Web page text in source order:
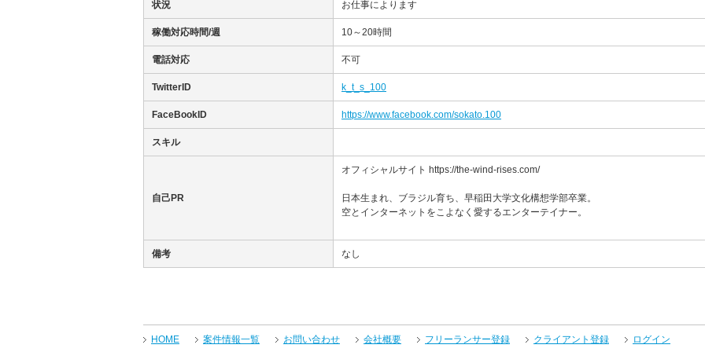
状況 お仕事によります
稼働対応時間/週 10～20時間
電話対応 不可
TwitterID k_t_s_100
FaceBookID https://www.facebook.com/sokato.100
スキル
自己PR
オフィシャルサイト https://the-wind-rises.com/
日本生まれ、ブラジル育ち、早稲田大学文化構想学部卒業。
空とインターネットをこよなく愛するエンターテイナー。
備考 なし
HOME 案件情報一覧 お問い合わせ 会社概要 フリーランサー登録 クライアント登録 ログイン